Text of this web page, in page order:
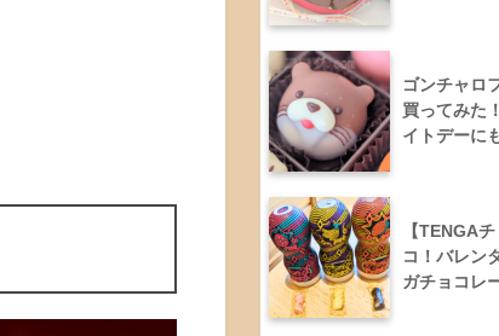
ゴンチャロ
買ってみた
イトデーに
【TENGA
コ！バレン
ガチョコレ